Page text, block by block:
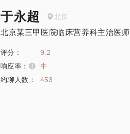
于永超 北京
北京某三甲医院临床营养科主治医师
评分：
9.2
响应率：
中
约聊人数：
453